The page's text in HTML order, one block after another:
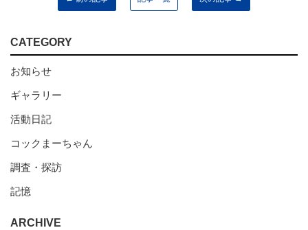
CATEGORY
お知らせ
ギャラリー
活動日記
コックまーちゃん
調査・探訪
記憶
ARCHIVE